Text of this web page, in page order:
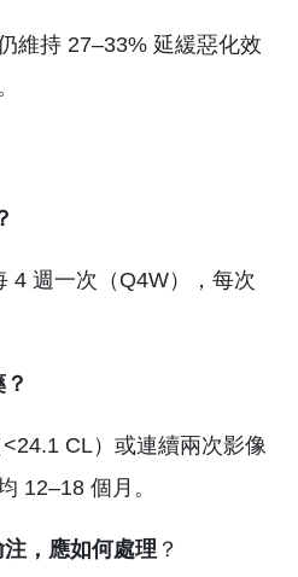
維持 27–33% 延緩惡化效
4 週一次（Q4W），每次
CL）或連續兩次影像
12–18 個月。
，應如何處理 ？